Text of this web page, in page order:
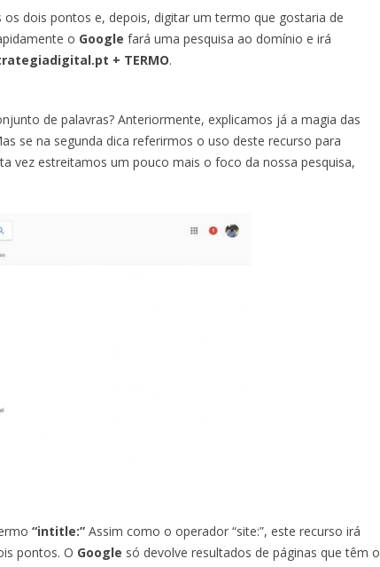
dois pontos e, depois, digitar um termo que gostaria de
o Google fará uma pesquisa ao domínio e irá
+ TERMO.
de palavras? Anteriormente, explicamos já a magia das
se na segunda dica referirmos o uso deste recurso para
vez estreitamos um pouco mais o foco da nossa pesquisa,
“intitle:” Assim como o operador “site:”, este recurso irá
pontos. O Google só devolve resultados de páginas que têm o